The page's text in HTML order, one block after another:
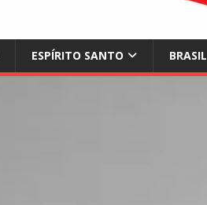
ESPÍRITO SANTO BRASIL